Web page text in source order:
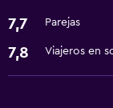
Recepción 24
Cocina
7,7 Parejas
7,8 Viajeros en